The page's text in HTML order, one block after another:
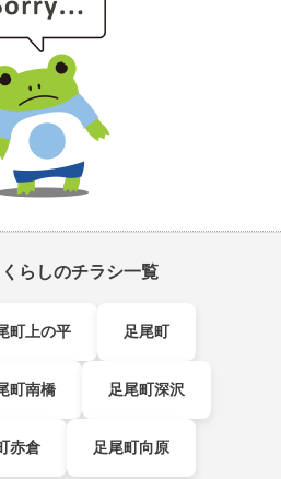
らしのチラシ一覧
町上の平 足尾町
町南橋 足尾町深沢
赤倉 足尾町向原